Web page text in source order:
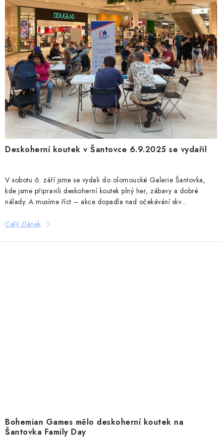
Deskoherní koutek v Šantovce 6.9.2025 se vydařil
V sobotu 6. září jsme se vydali do olomoucké Galerie Šantovka,
kde jsme připravili deskoherní koutek plný her, zábavy a dobré
nálady. A musíme říct – akce dopadla nad očekávání skv...
Celý článek
Bohemian Games mělo deskoherní koutek na
Šantovka Family Day